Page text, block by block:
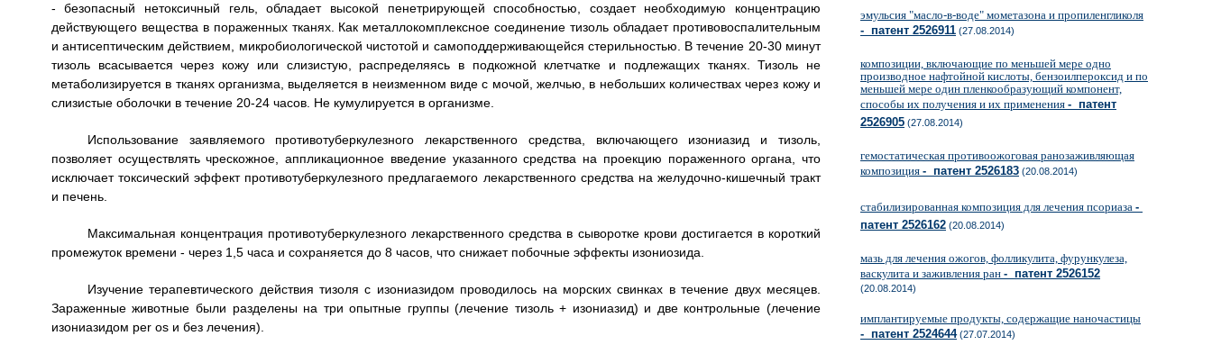
- безопасный нетоксичный гель, обладает высокой пенетрирующей способностью, создает необходимую концентрацию
действующего вещества в пораженных тканях. Как металлокомплексное соединение тизоль обладает противовоспалительным
и антисептическим действием, микробиологической чистотой и самоподдерживающейся стерильностью. В течение 20-30 минут
тизоль всасывается через кожу или слизистую, распределяясь в подкожной клетчатке и подлежащих тканях. Тизоль не
метаболизируется в тканях организма, выделяется в неизменном виде с мочой, желчью, в небольших количествах через кожу и
слизистые оболочки в течение 20-24 часов. Не кумулируется в организме.
Использование заявляемого противотуберкулезного лекарственного средства, включающего изониазид и тизоль,
позволяет осуществлять чрескожное, аппликационное введение указанного средства на проекцию пораженного органа, что
исключает токсический эффект противотуберкулезного предлагаемого лекарственного средства на желудочно-кишечный тракт
и печень.
Максимальная концентрация противотуберкулезного лекарственного средства в сыворотке крови достигается в короткий
промежуток времени - через 1,5 часа и сохраняется до 8 часов, что снижает побочные эффекты изониозида.
Изучение терапевтического действия тизоля с изониазидом проводилось на морских свинках в течение двух месяцев.
Зараженные животные были разделены на три опытные группы (лечение тизоль + изониазид) и две контрольные (лечение
изониазидом per os и без лечения).
эмульсия "масло-в-воде" мометазона и пропиленгликоля
- патент 2526911 (27.08.2014)
композиции, включающие по меньшей мере одно
производное нафтойной кислоты, бензоилпероксид и по
меньшей мере один пленкообразующий компонент,
способы их получения и их применения - патент
2526905 (27.08.2014)
гемостатическая противоожоговая ранозаживляющая
композиция - патент 2526183 (20.08.2014)
стабилизированная композиция для лечения псориаза -
патент 2526162 (20.08.2014)
мазь для лечения ожогов, фолликулита, фурункулеза,
васкулита и заживления ран - патент 2526152
(20.08.2014)
имплантируемые продукты, содержащие наночастицы
- патент 2524644(27.07.2014)